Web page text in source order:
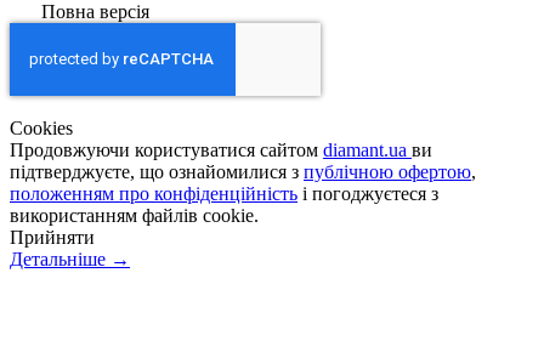
Повна версія
Сookies
Продовжуючи користуватися сайтом diamant.ua ви
підтверджуєте, що ознайомилися з публічною офертою,
положенням про конфіденційність і погоджуєтеся з
використанням файлів cookie.
Прийняти
Детальніше →